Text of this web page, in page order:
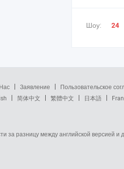
Шоу: 24
Заявление Пользовательское
简体中文 繁體中文 日本語
за разницу между английской версией